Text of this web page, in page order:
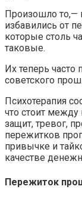
Произошло то,—
избавились от
которые столь
таковые.
Их теперь
советского
Психотерапия
что стоит
защит, тревог,
пережитков
привычке и
качестве
Пережиток